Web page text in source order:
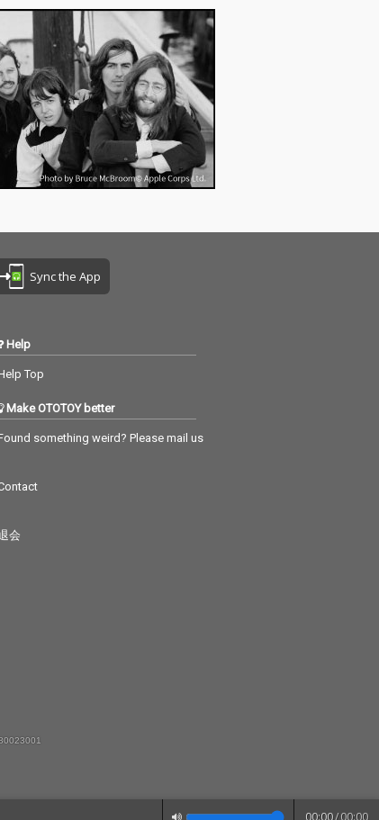
Sync the App
Help
Top
Make OTOTOY better
something weird? Please mail us
会
00:00/00:00